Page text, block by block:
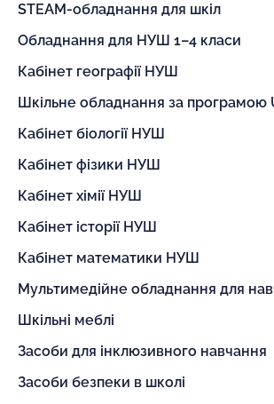
STEAM-обладнання для шкіл
Обладнання для НУШ 1–4 класи
Кабінет географії НУШ
Шкільне обладнання за програмою
Кабінет біології НУШ
Кабінет фізики НУШ
Кабінет хімії НУШ
Кабінет історії НУШ
Кабінет математики НУШ
Мультимедійне обладнання для
Шкільні меблі
Засоби для інклюзивного навчання
Засоби безпеки в школі